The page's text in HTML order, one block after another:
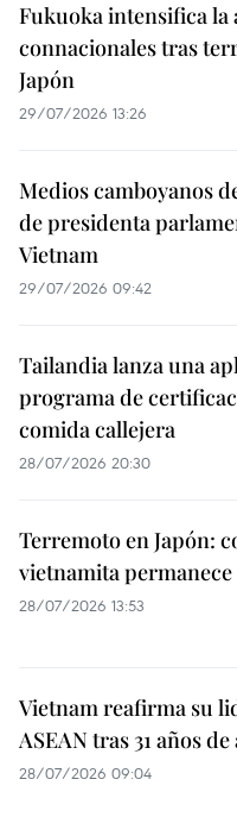
Fukuoka intensifica la
connacionales tras
Japón
29/07/2026 13:26
Medios camboyanos
de presidenta
Vietnam
29/07/2026 09:42
Tailandia lanza una
programa de
comida callejera
28/07/2026 20:30
Terremoto en Japón:
vietnamita permanece
28/07/2026 13:53
Vietnam reafirma su
ASEAN tras 31 años
28/07/2026 09:04